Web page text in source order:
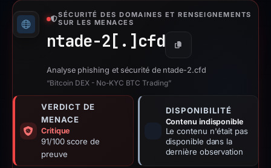
SÉCURITÉ DES DOMAINES ET RENSEIGNEMENTS
SUR LES MENACES
ntade-2[.] cfd Copier
Analyse phishing et sécurité de ntade-2.cfd
“Bitcoin DEX - No-KYC BTC Trading”
VERDICT DE
MENACE
Critique
91/100 score de
preuve
DISPONIBILITÉ
Contenu indisponible
Le contenu n'était pas
disponible dans la
dernière observation